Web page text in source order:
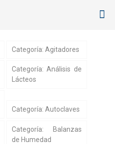
Categoría: Agitadores
Categoría: Análisis de
Lácteos
Categoría: Autoclaves
Categoría: Balanzas
de Humedad